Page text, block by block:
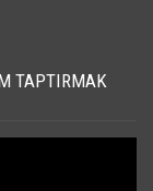
TAPTIRMAK